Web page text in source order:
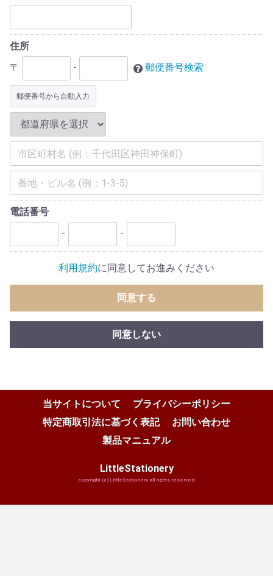
住所
〒
- 郵便番号検索
郵便番号から自動入力
電話番号
-
-
利用規約に同意してお進みください
同意する
同意しない
当サイトについて
プライバシーポリシー
特定商取引法に基づく表記
お問い合わせ
製品マニュアル
LittleStationery
copyright (c) LittleStationery all rights reserved.